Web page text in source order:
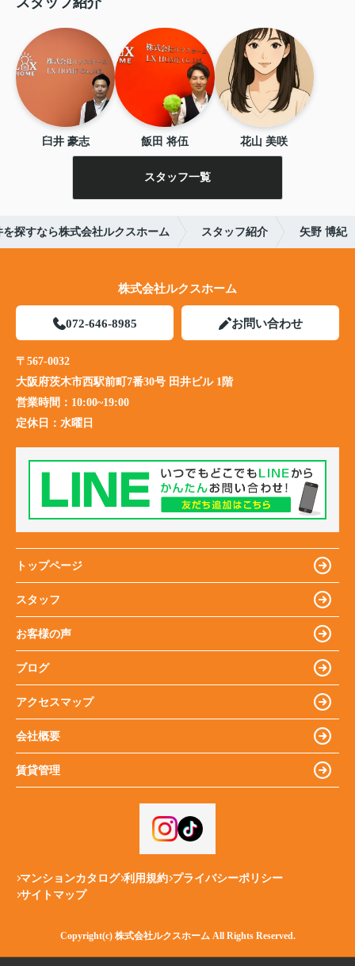
臼井 豪志 飯田 将伍 花山 美咲
スタッフ一覧
探すなら株式会社ルクスホーム スタッフ紹介 矢野 博紀
株式会社ルクスホーム
072-646-8985 お問い合わせ
〒567-0032
大阪府茨木市西駅前町7番30号 田井ビル 1階
営業時間： 10:00~19:00
定休日： 水曜日
トップページ
スタッフ
お客様の声
ブログ
アクセスマップ
会社概要
賃貸管理
マンションカタログ 利用規約 プライバシーポリシー
サイトマップ
Copyright(c) 株式会社ルクスホーム All Rights Reserved.